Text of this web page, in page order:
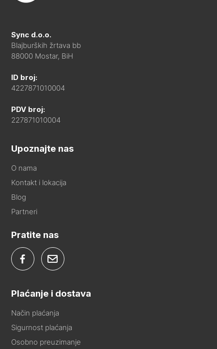
Sync d.o.o.
Blajburških žrtava bb
88000 Mostar, BiH
ID broj:
4227871010004
PDV broj:
227871010004
Upoznajte nas
O nama
Kontakt i lokacija
Blog
Partneri
Pratite nas
Plaćanje i dostava
Način plaćanja
Sigurnost plaćanja
Osobno preuzimanje